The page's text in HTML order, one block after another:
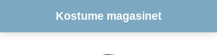
Kostume magasinet